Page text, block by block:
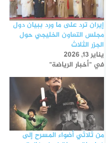
إيران ترد على ما ورد ببيان دول
مجلس التعاون الخليجي حول
الجزر الثلاث
يناير 13, 2026
في "أخبار الرياضة"
من ثلاثي أضواء المسرح إلى